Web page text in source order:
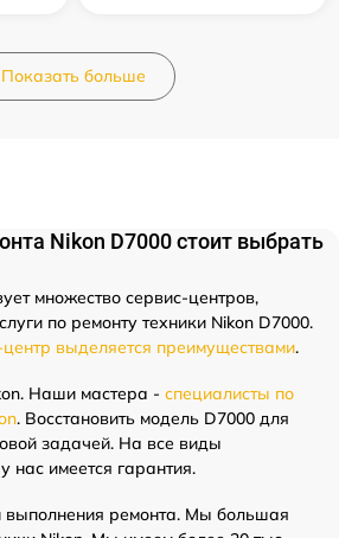
Показать больше
Nikon D7000 стоит выбрать
множество сервис-центров,
по ремонту техники Nikon D7000.
выделяется преимуществами.
Наши мастера - специалисты по
. Восстановить модель D7000 для
задачей. На все виды
нас имеется гарантия.
ремонта. Мы большая